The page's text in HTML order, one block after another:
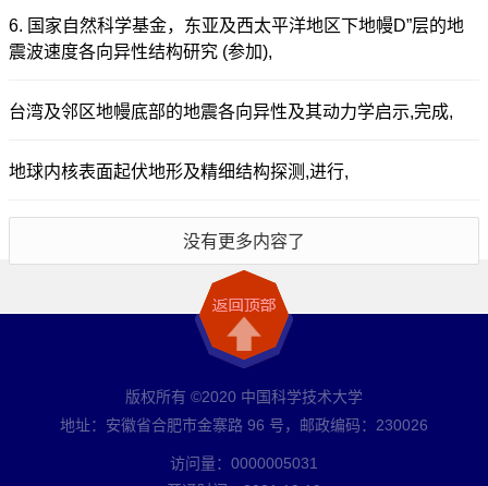
6. 国家自然科学基金，东亚及西太平洋地区下地幔D”层的地
震波速度各向异性结构研究 (参加),
台湾及邻区地幔底部的地震各向异性及其动力学启示,完成,
地球内核表面起伏地形及精细结构探测,进行,
没有更多内容了
版权所有 ©2020 中国科学技术大学
地址：安徽省合肥市金寨路 96 号，邮政编码：230026
访问量： 0000005031